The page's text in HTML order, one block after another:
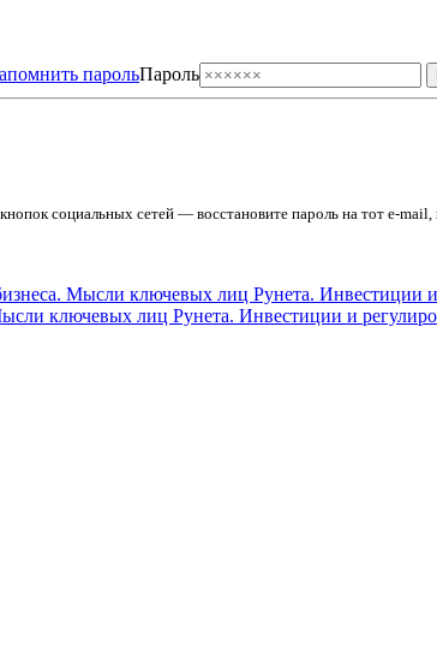
парольПароль
социальных сетей — восстановите пароль на тот e-
ключевых лиц Рунета. Инвестиции и